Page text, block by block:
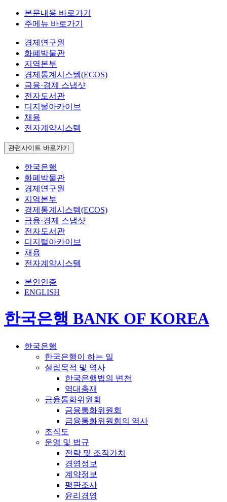
본문내용 바로가기
주메뉴 바로가기
경제연구원
화폐박물관
지역본부
경제통계시스템(ECOS)
금융·경제 스냅샷
전자도서관
디지털아카이브
채용
전자계약시스템
관련사이트 바로가기
한국은행
화폐박물관
경제연구원
지역본부
경제통계시스템(ECOS)
금융·경제 스냅샷
전자도서관
디지털아카이브
채용
전자계약시스템
본인인증
ENGLISH
한국은행 BANK OF KOREA
한국은행
한국은행이 하는 일
설립목적 및 역사
한국은행법의 변천
역대총재
금융통화위원회
금융통화위원회
금융통화위원회의 역사
조직도
운영 및 법규
전략 및 조직가치
경영정보
계약정보
평판조사
윤리경영